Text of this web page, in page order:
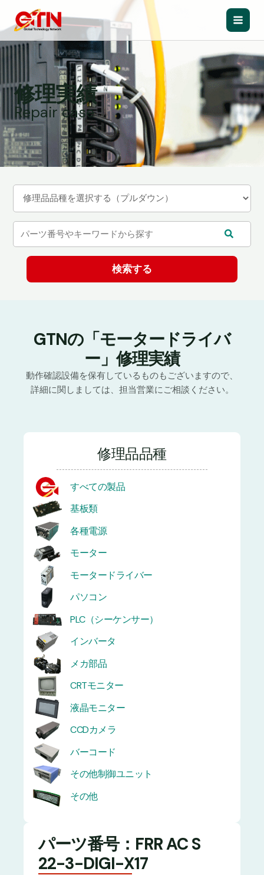
ス
プ
Main
修理実績
Repair case
GTNの「モータードライバ
ー」修理実績
動作確認設備を保有しているものもございますので、
詳細に関しましては、担当営業にご相談ください。
修理品品種
すべての製品
基板類
各種電源
モーター
モータードライバー
パソコン
PLC（シーケンサー）
インバータ
メカ部品
CRTモニター
液晶モニター
CCDカメラ
バーコード
その他制御ユニット
その他
パーツ番号：FRR AC S
22-3-DIGI-X17